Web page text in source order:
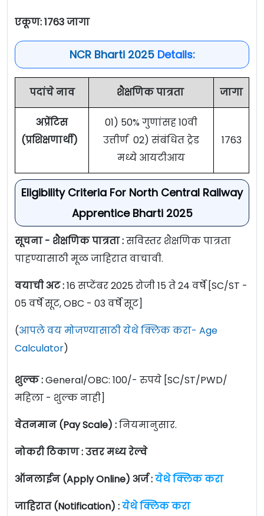
एकूण: 1763 जागा
NCR Bharti 2025Details:
पदांचे नाव शैक्षणिक पात्रता जागा
अप्रेंटिस
(प्रशिक्षणार्थी)
01) 50% गुणांसह 10वी
उत्तीर्ण 02) संबंधित ट्रेड
मध्ये आयटीआय
1763
Eligibility Criteria For North Central Railway
Apprentice Bharti 2025
सूचना - शैक्षणिक पात्रता :सविस्तर शैक्षणिक पात्रता
पाहण्यासाठी मूळ जाहिरात वाचावी.
वयाची अट :16 सप्टेंबर 2025 रोजी 15 ते 24 वर्षे [SC/ST -
05 वर्षे सूट, OBC - 03 वर्षे सूट]
(आपले वय मोजण्यासाठी येथे क्लिक करा- Age
Calculator)
शुल्क :General/OBC: 100/- रुपये [SC/ST/PWD/
महिला - शुल्क नाही]
वेतनमान (Pay Scale) :नियमानुसार.
नोकरी ठिकाण : उत्तर मध्य रेल्वे
ऑनलाईन (Apply Online) अर्ज :येथे क्लिक करा
जाहिरात (Notification) :येथे क्लिक करा